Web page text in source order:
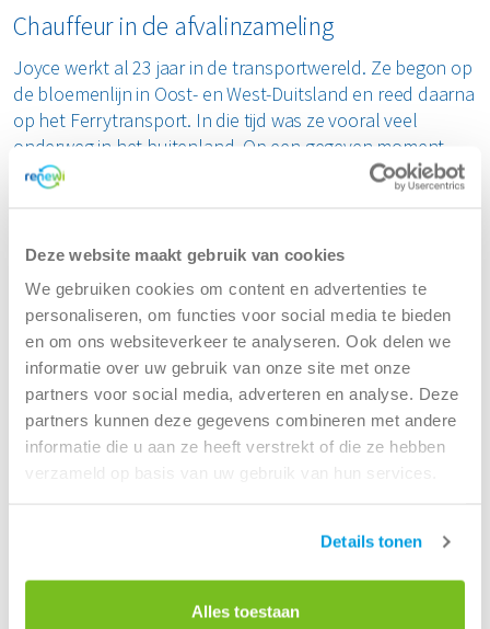
Deze website maakt gebruik van cookies
We gebruiken cookies om content en advertenties te
personaliseren, om functies voor social media te bieden
en om ons websiteverkeer te analyseren. Ook delen we
informatie over uw gebruik van onze site met onze
partners voor social media, adverteren en analyse. Deze
partners kunnen deze gegevens combineren met andere
informatie die u aan ze heeft verstrekt of die ze hebben
verzameld op basis van uw gebruik van hun services.
Details tonen
Alles toestaan
Chauffeur in de afvalinzameling
Joyce werkt al 23 jaar in de transportwereld. Ze begon op
de bloemenlijn in Oost- en West-Duitsland en reed daarna
op het Ferrytransport. In die tijd was ze vooral veel
onderweg in het buitenland. Op een gegeven moment
voelde ze zich als vrouw alleen niet meer veilig. Samen
met haar man, die ze tijdens het werk leerde kennen,
tijdelijk niet te rijden.
Werken en gezin combineren? Dat kan bij
Renewi
Via een uitzendbureau kwam ze terecht op de
haakwagen. Uiteindelijk kreeg ze een contract
aangeboden door de directeur, die meedacht over de
combinatie werk en gezin. Zo kon ze later beginnen,
Bij Renewi heeft Joyce veel ervaring opgedaan als